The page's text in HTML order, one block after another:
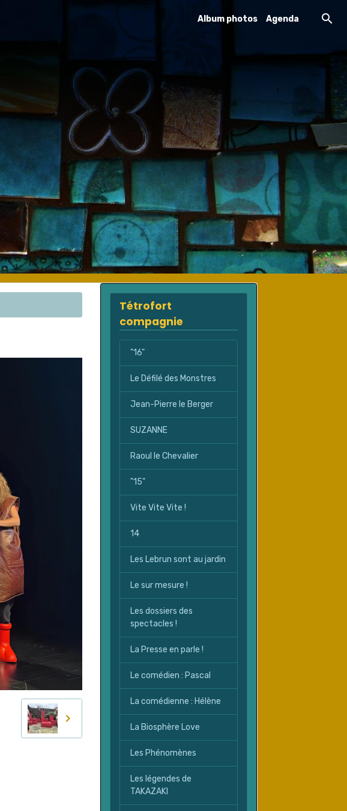
Album photos Agenda
Tétrofort
compagnie
"16"
Le Défilé des Monstres
Jean-Pierre le Berger
SUZANNE
Raoul le Chevalier
"15"
Vite Vite Vite !
14
Les Lebrun sont au jardin
Le sur mesure !
Les dossiers des
spectacles !
La Presse en parle !
Le comédien : Pascal
La comédienne : Hélène
La Biosphère Love
Les Phénomènes
Les légendes de
TAKAZAKI